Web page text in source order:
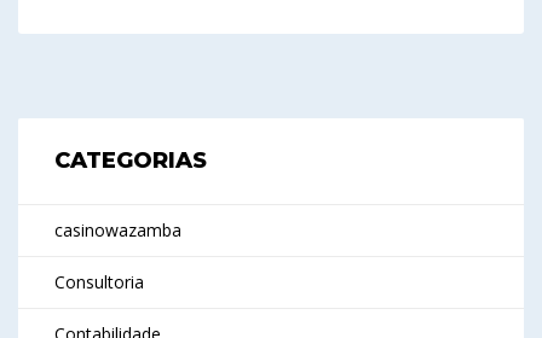
CATEGORIAS
casinowazamba
Consultoria